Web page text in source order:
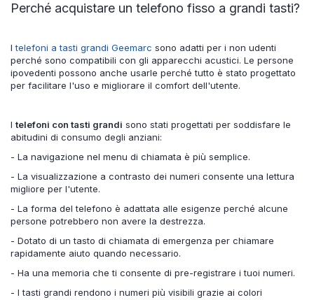
Perché acquistare un telefono fisso a grandi tasti?
Itelefoni a tasti grandi Geemarc sono adatti per i non udenti
perché sono compatibili con gli apparecchi acustici. Le persone
ipovedenti possono anche usarle perché tutto è stato progettato
per facilitare l'uso e migliorare il comfort dell'utente.
I telefoni con tasti grandi sono stati progettati per soddisfare le
abitudini di consumo degli anziani:
- La navigazione nel menu di chiamata è più semplice.
- La visualizzazione a contrasto dei numeri consente una lettura
migliore per l'utente.
- La forma del telefono è adattata alle esigenze perché alcune
persone potrebbero non avere la destrezza.
- Dotato di un tasto di chiamata di emergenza per chiamare
rapidamente aiuto quando necessario.
- Ha una memoria che ti consente di pre-registrare i tuoi numeri.
- I tasti grandi rendono i numeri più visibili grazie ai colori